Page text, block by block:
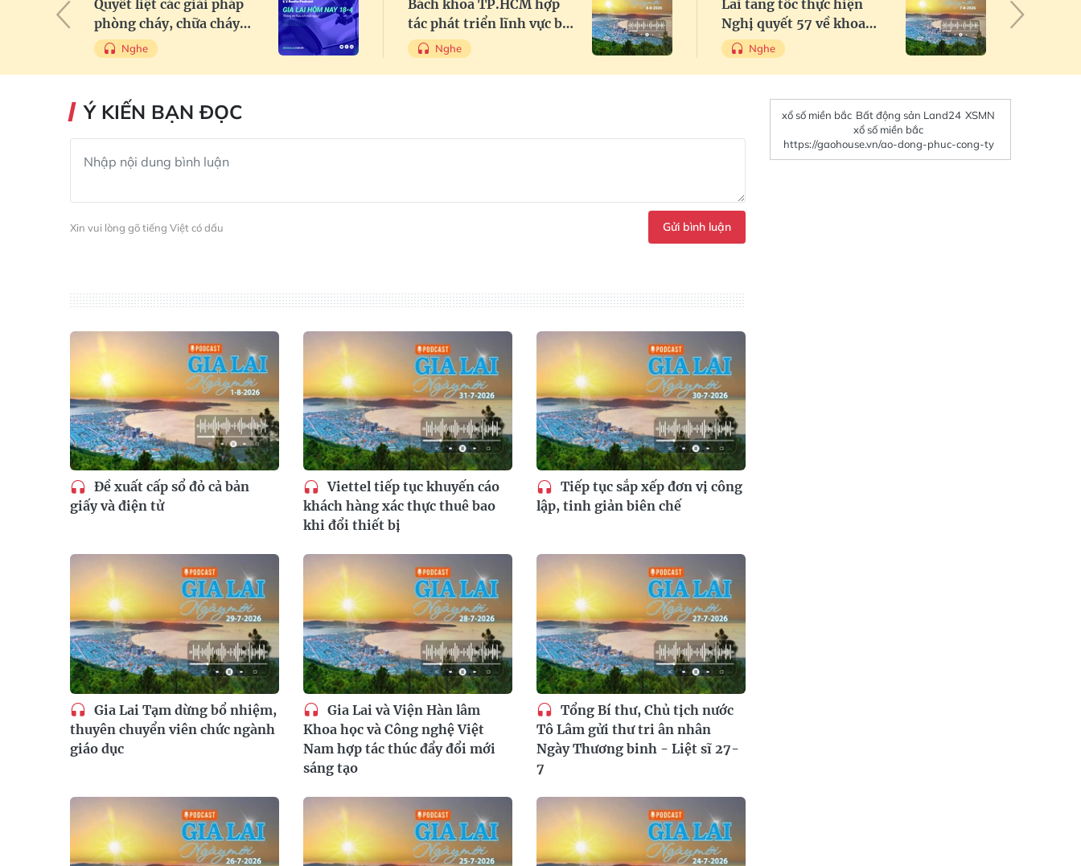
Quyết liệt các giải pháp
phòng cháy, chữa cháy
rừngNghe
Bách khoa TP.HCM hợp
tác phát triển lĩnh vực bán
dẫn, công nghệ và trí tuệ
nhân tạo
Nghe
Lai tăng tốc thực hiện
Nghị quyết 57 về khoa
học, công nghệ và chuyển
đổi số
Nghe
Ý KIẾN BẠN ĐỌC
Xin vui lòng gõ tiếng Việt có dấu Gửi bình luận
Đề xuất cấp sổ đỏ cả bản
giấy và điện tử
Viettel tiếp tục khuyến cáo
khách hàng xác thực thuê bao
khi đổi thiết bị
Tiếp tục sắp xếp đơn vị công
lập, tinh giản biên chế
Gia Lai Tạm dừng bổ nhiệm,
thuyên chuyển viên chức ngành
giáo dục
Gia Lai và Viện Hàn lâm
Khoa học và Công nghệ Việt
Nam hợp tác thúc đẩy đổi mới
sáng tạo
Tổng Bí thư, Chủ tịch nước
Tô Lâm gửi thư tri ân nhân
Ngày Thương binh - Liệt sĩ 27-
7
xổ số miền bắc Bất động sản Land24 XSMN
xổ số miền bắc
https://gaohouse.vn/ao-dong-phuc-cong-ty